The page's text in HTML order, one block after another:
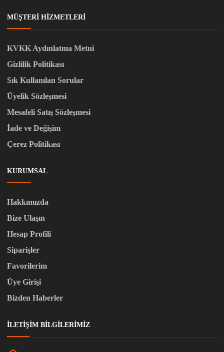
MÜŞTERI HIZMETLERI
KVKK Aydınlatma Metni
Gizlilik Politikası
Sık Kullanılan Sorular
Üyelik Sözleşmesi
Mesafeli Satış Sözleşmesi
İade ve Değişim
Çerez Politikası
KURUMSAL
Hakkımızda
Bize Ulaşın
Hesap Profili
Siparişler
Favorilerim
Üye Girişi
Bizden Haberler
İLETIŞIM BILGILERIMIZ